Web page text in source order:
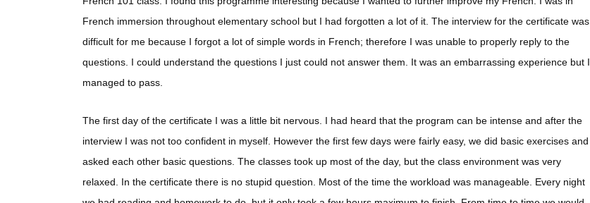
French immersion throughout elementary school but I had forgotten a lot of it. The interview for the certificate was
difficult for me because I forgot a lot of simple words in French; therefore I was unable to properly reply to the
questions. I could understand the questions I just could not answer them. It was an embarrassing experience but I
managed to pass.
The first day of the certificate I was a little bit nervous. I had heard that the program can be intense and after the
interview I was not too confident in myself. However the first few days were fairly easy, we did basic exercises and
asked each other basic questions. The classes took up most of the day, but the class environment was very
relaxed. In the certificate there is no stupid question. Most of the time the workload was manageable. Every night